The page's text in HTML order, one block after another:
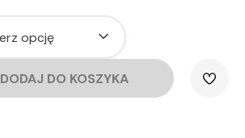
DODAJ DO KOSZYKA